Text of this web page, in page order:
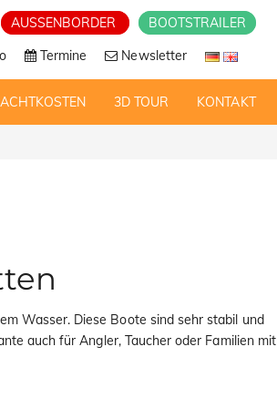
AUSSENBORDER
BOOTSTRAILER
Termine Newsletter
3D TOUR KONTAKT
Wasser. Diese Boote sind sehr stabil und
auch für Angler, Taucher oder Familien mit